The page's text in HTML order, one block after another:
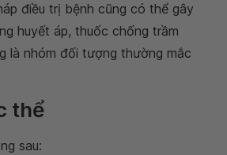
điều trị bệnh cũng có thể gây
huyết áp, thuốc chống trầm
là nhóm đối tượng thường mắc
thể
sau: